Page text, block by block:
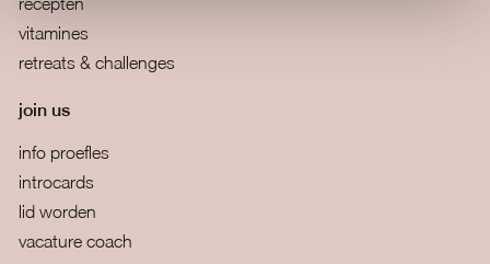
vitamines
retreats & challenges
join us
info proefles
introcards
lid worden
vacature coach